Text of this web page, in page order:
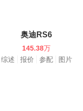
奥迪RS6
145.38万
综述
报价 参配 图片